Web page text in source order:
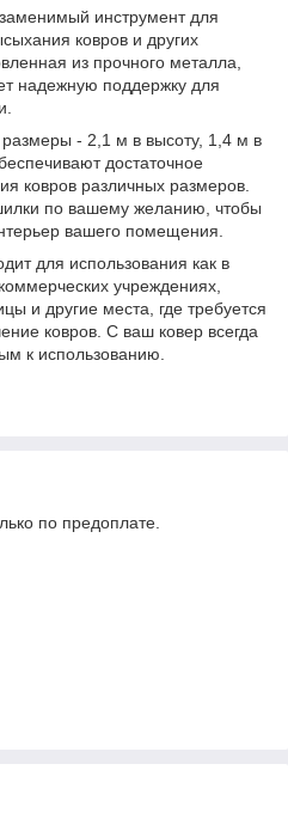
инструмент для
ковров и других
из прочного металла,
надежную поддержку для
- 2,1 м в высоту, 1,4 м в
достаточное
ковров различных размеров.
по вашему желанию, чтобы
вашего помещения.
для использования как в
учреждениях,
и другие места, где требуется
ковров. С ваш ковер всегда
к использованию.
по предоплате.